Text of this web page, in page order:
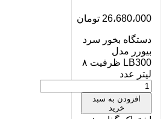
26،680،000 تومان
دستگاه بخور سرد
بیورر مدل
LB300 ظرفیت ۸
لیتر عدد
افزودن به سبد
خرید